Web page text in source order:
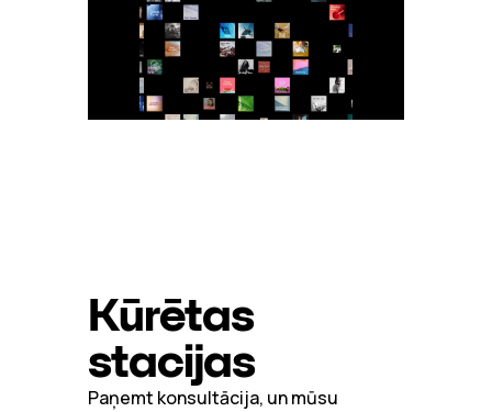
Kūrētas
stacijas
Paņemt konsultācija, un mūsu